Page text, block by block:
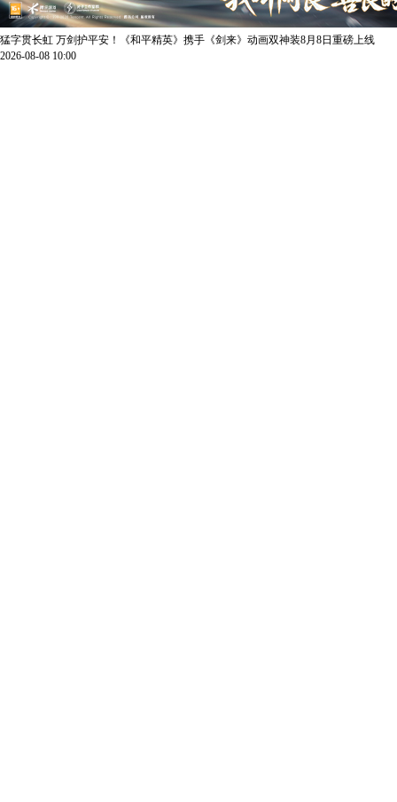
猛字贯长虹 万剑护平安！《和平精英》携手《剑来》动画双神装8月8日重磅上线
2026-08-08 10:00